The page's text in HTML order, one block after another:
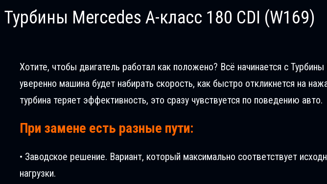
Турбины Mercedes A-класс 180 CDI (W169)
Хотите, чтобы двигатель работал как положено? Всё начинается с
уверенно машина будет набирать скорость, как быстро откликнется на
турбина теряет эффективность, это сразу чувствуется по поведению авто.
При замене есть разные пути:
• Заводское решение. Вариант, который максимально соответствует
нагрузки.